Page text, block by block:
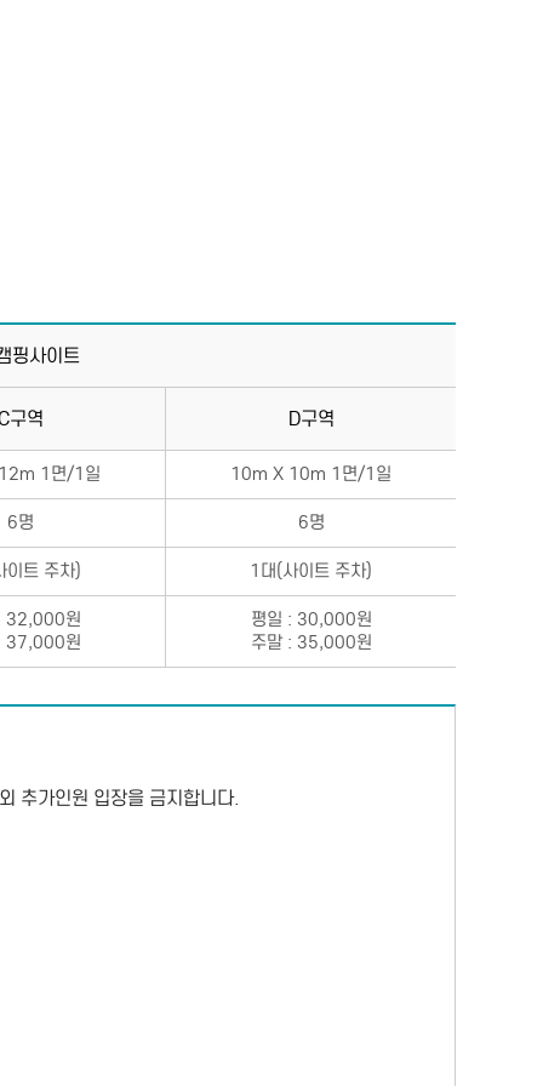
핑사이트
구역 D구역
1면/1일 10m X 10m 1면/1일
6명 6명
이트 주차) 1대(사이트 주차)
32,000원
37,000원
평일 : 30,000원
주말 : 35,000원
추가인원 입장을 금지합니다.